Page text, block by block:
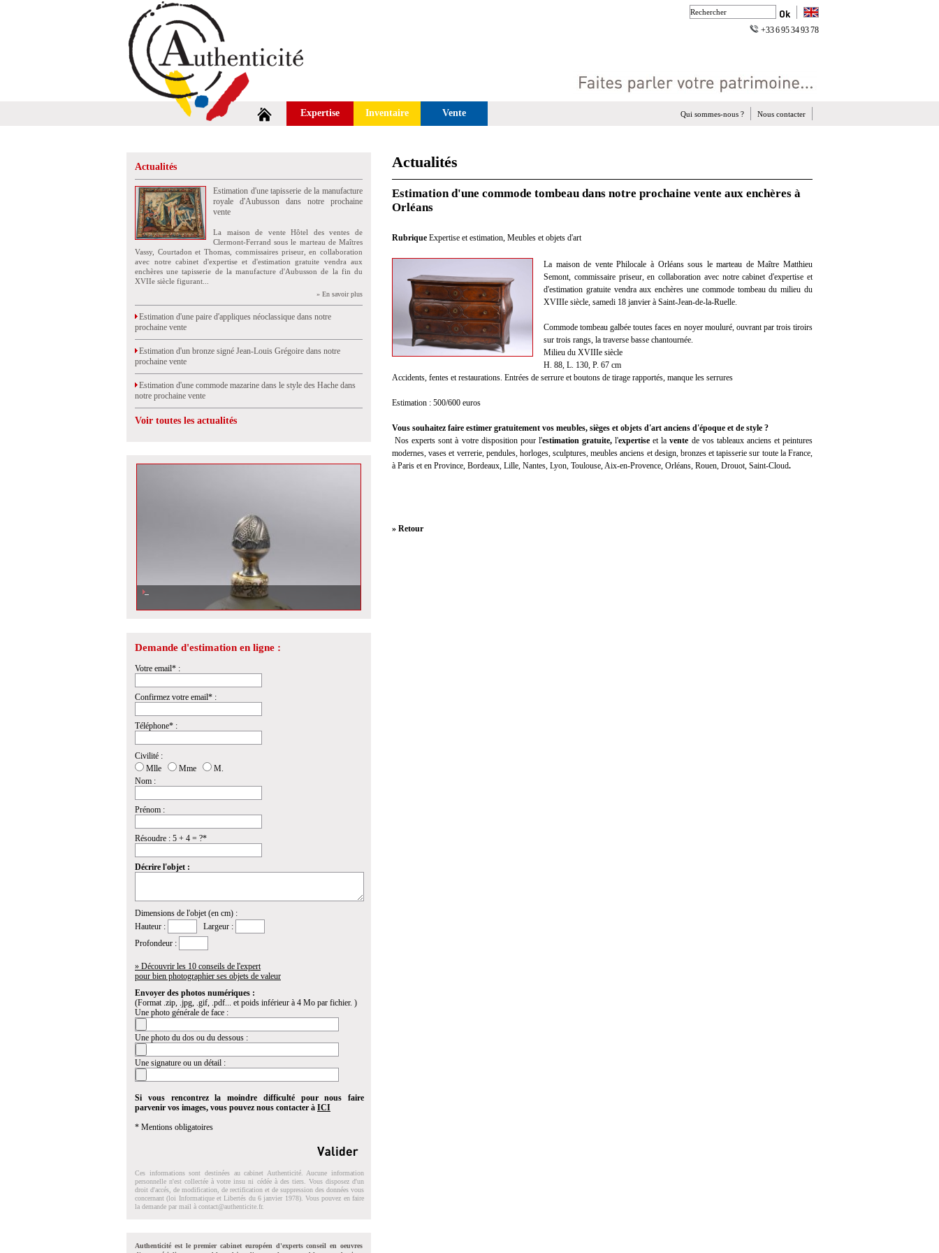
+33 6 95 34 93 78
Expertise Inventaire Vente Nous contacter
Qui sommes-nous ?
Actualités
Estimation d'une tapisserie de la manufacture
royale d'Aubusson dans notre prochaine
vente
La maison de vente Hôtel des ventes de
Clermont-Ferrand sous le marteau de Maîtres
Vassy, Courtadon et Thomas, commissaires priseur, en collaboration
avec notre cabinet d'expertise et d'estimation gratuite vendra aux
enchères une tapisserie de la manufacture d'Aubusson de la fin du
XVIIe siècle figurant...
» En savoir plus
Estimation d'une paire d'appliques néoclassique dans notre
prochaine vente
Estimation d'un bronze signé Jean-Louis Grégoire dans notre
prochaine vente
Estimation d'une commode mazarine dans le style des Hache dans
notre prochaine vente
Voir toutes les actualités
Demande d'estimation en ligne :
Votre email* :
Confirmez votre email* :
Téléphone* :
Civilité :
Mlle
Mme
M.
Nom :
Prénom :
Résoudre : 5 + 4 = ?*
Décrire l'objet :
Dimensions de l'objet (en cm) :
Hauteur :
Largeur :
Profondeur :
» Découvrir les 10 conseils de l'expert
pour bien photographier ses objets de valeur
Envoyer des photos numériques :
(Format .zip, .jpg, .gif, .pdf... et poids inférieur à 4 Mo par fichier. )
Une photo générale de face :
Une photo du dos ou du dessous :
Une signature ou un détail :
Si vous rencontrez la moindre difficulté pour nous faire
parvenir vos images, vous pouvez nous contacter à ICI
* Mentions obligatoires
Ces informations sont destinées au cabinet Authenticité. Aucune information
personnelle n'est collectée à votre insu ni cédée à des tiers. Vous disposez d'un
droit d'accés, de modification, de rectification et de suppression des données vous
concernant (loi Informatique et Libertés du 6 janvier 1978). Vous pouvez en faire
la demande par mail à contact@authenticite.fr.
Authenticité est le premier cabinet européen d'experts conseil en oeuvres
Actualités
Estimation d'une commode tombeau dans notre prochaine vente aux enchères à
Orléans
Rubrique Expertise et estimation, Meubles et objets d'art
La maison de vente Philocale à Orléans sous le marteau de Maître Matthieu
Semont, commissaire priseur, en collaboration avec notre cabinet d'expertise et
d'estimation gratuite vendra aux enchères une commode tombeau du milieu du
XVIIIe siècle, samedi 18 janvier à Saint-Jean-de-la-Ruelle.
Commode tombeau galbée toutes faces en noyer mouluré, ouvrant par trois tiroirs
sur trois rangs, la traverse basse chantournée.
Milieu du XVIIIe siècle
H. 88, L. 130, P. 67 cm
Accidents, fentes et restaurations. Entrées de serrure et boutons de tirage rapportés, manque les serrures
Estimation : 500/600 euros
Vous souhaitez faire estimer gratuitement vos meubles, sièges et objets d'art anciens d'époque et de style ?
Nos experts sont à votre disposition pour l'estimation gratuite,l'expertise et lavente de vos tableaux anciens et peintures
modernes, vases et verrerie, pendules, horloges, sculptures, meubles anciens et design, bronzes et tapisserie sur toute la France,
à Paris et en Province, Bordeaux, Lille, Nantes, Lyon, Toulouse, Aix-en-Provence, Orléans, Rouen, Drouot, Saint-Cloud.
» Retour